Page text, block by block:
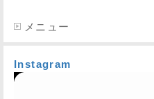
メニュー
Instagram